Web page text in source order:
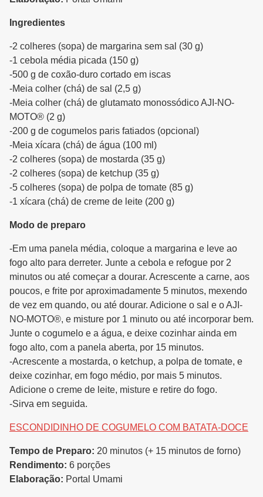
Ingredientes
-2 colheres (sopa) de margarina sem sal (30 g)
-1 cebola média picada (150 g)
-500 g de coxão-duro cortado em iscas
-Meia colher (chá) de sal (2,5 g)
-Meia colher (chá) de glutamato monossódico AJI-NO-
MOTO® (2 g)
-200 g de cogumelos paris fatiados (opcional)
-Meia xícara (chá) de água (100 ml)
-2 colheres (sopa) de mostarda (35 g)
-2 colheres (sopa) de ketchup (35 g)
-5 colheres (sopa) de polpa de tomate (85 g)
-1 xícara (chá) de creme de leite (200 g)
Modo de preparo
-Em uma panela média, coloque a margarina e leve ao
fogo alto para derreter. Junte a cebola e refogue por 2
minutos ou até começar a dourar. Acrescente a carne, aos
poucos, e frite por aproximadamente 5 minutos, mexendo
de vez em quando, ou até dourar. Adicione o sal e o AJI-
NO-MOTO®, e misture por 1 minuto ou até incorporar bem.
Junte o cogumelo e a água, e deixe cozinhar ainda em
fogo alto, com a panela aberta, por 15 minutos.
-Acrescente a mostarda, o ketchup, a polpa de tomate, e
deixe cozinhar, em fogo médio, por mais 5 minutos.
Adicione o creme de leite, misture e retire do fogo.
-Sirva em seguida.
ESCONDIDINHO DE COGUMELO COM BATATA-DOCE
Tempo de Preparo: 20 minutos (+ 15 minutos de forno)
Rendimento: 6 porções
Elaboração: Portal Umami